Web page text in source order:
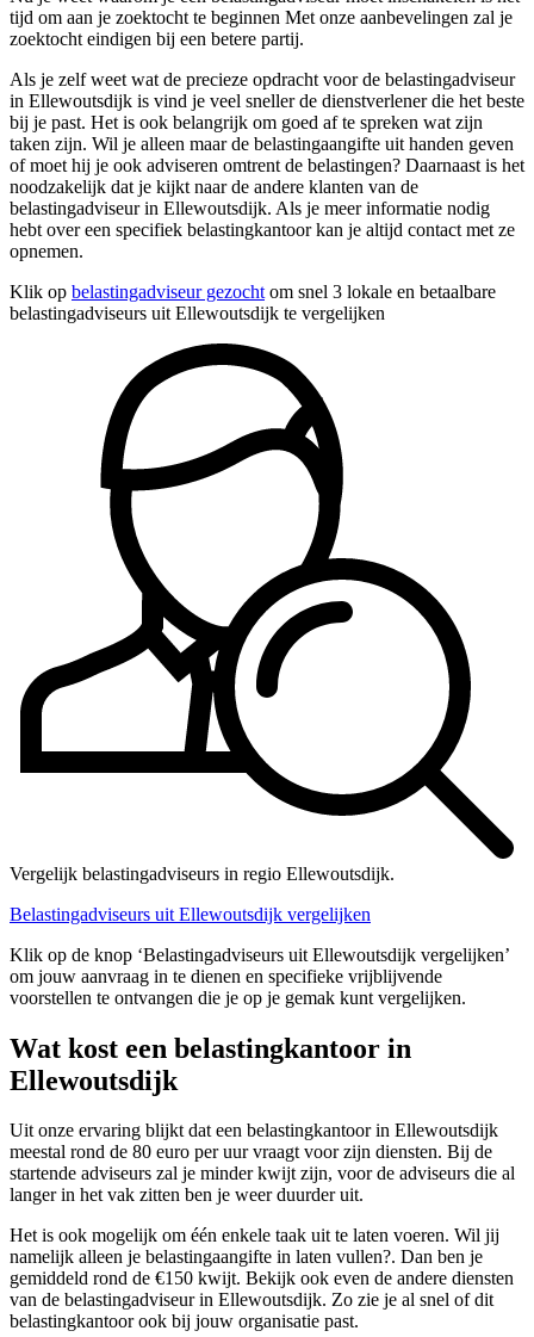
tijd om aan je zoektocht te beginnen Met onze aanbevelingen zal je
zoektocht eindigen bij een betere partij.
Als je zelf weet wat de precieze opdracht voor de belastingadviseur
in Ellewoutsdijk is vind je veel sneller de dienstverlener die het beste
bij je past. Het is ook belangrijk om goed af te spreken wat zijn
taken zijn. Wil je alleen maar de belastingaangifte uit handen geven
of moet hij je ook adviseren omtrent de belastingen? Daarnaast is het
noodzakelijk dat je kijkt naar de andere klanten van de
belastingadviseur in Ellewoutsdijk. Als je meer informatie nodig
hebt over een specifiek belastingkantoor kan je altijd contact met ze
opnemen.
Klik op belastingadviseur gezocht om snel 3 lokale en betaalbare
belastingadviseurs uit Ellewoutsdijk te vergelijken
Vergelijk belastingadviseurs in regio Ellewoutsdijk.
Belastingadviseurs uit Ellewoutsdijk vergelijken
Klik op de knop ‘Belastingadviseurs uit Ellewoutsdijk vergelijken’
om jouw aanvraag in te dienen en specifieke vrijblijvende
voorstellen te ontvangen die je op je gemak kunt vergelijken.
Wat kost een belastingkantoor in
Ellewoutsdijk
Uit onze ervaring blijkt dat een belastingkantoor in Ellewoutsdijk
meestal rond de 80 euro per uur vraagt voor zijn diensten. Bij de
startende adviseurs zal je minder kwijt zijn, voor de adviseurs die al
langer in het vak zitten ben je weer duurder uit.
Het is ook mogelijk om één enkele taak uit te laten voeren. Wil jij
namelijk alleen je belastingaangifte in laten vullen?. Dan ben je
gemiddeld rond de €150 kwijt. Bekijk ook even de andere diensten
van de belastingadviseur in Ellewoutsdijk. Zo zie je al snel of dit
belastingkantoor ook bij jouw organisatie past.